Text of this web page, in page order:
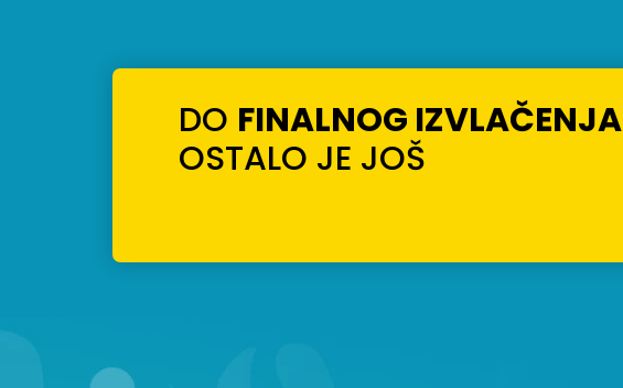
DO FINALNOG IZVLAČENJA
OSTALO JE JOŠ